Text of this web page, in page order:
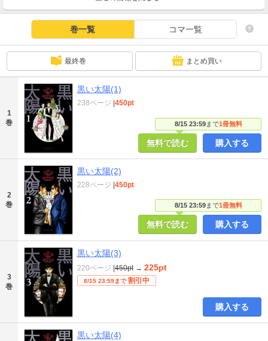
巻一覧 コマ一覧
最終巻 まとめ買い
1
巻
黒い太陽(1)
8/15 23:59まで1冊無料
238ページ 450pt
無料で読む 購入する
2
巻
黒い太陽(2)
8/15 23:59まで1冊無料
228ページ 450pt
無料で読む 購入する
3
巻
黒い太陽(3)
220ページ 450pt → 225pt
8/15 23:59まで 割引中
購入する
黒い太陽(4)